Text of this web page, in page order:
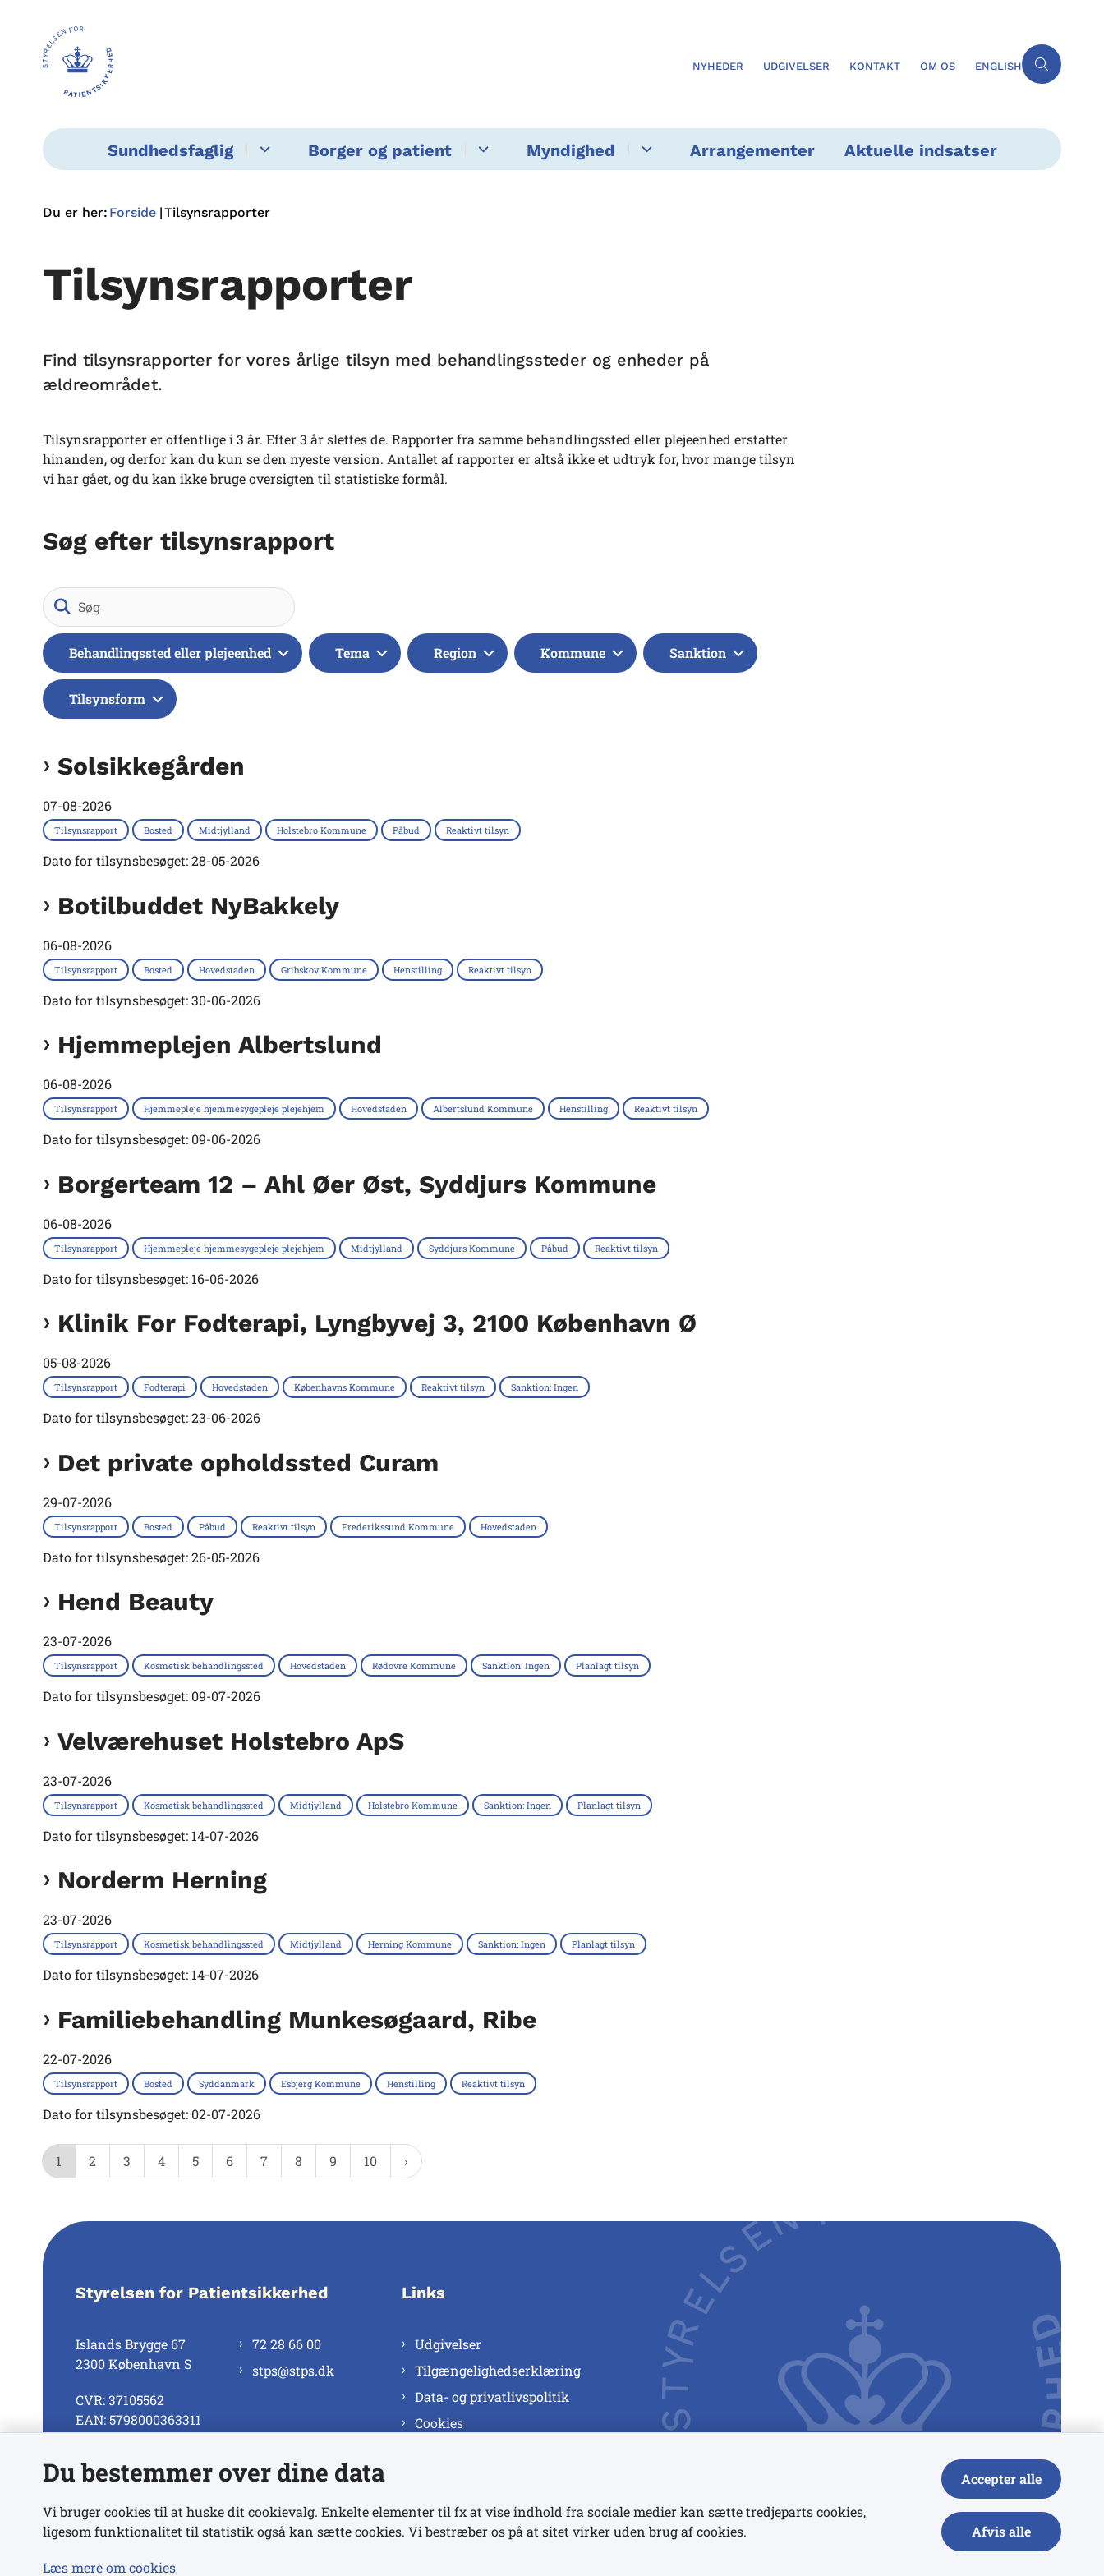
NYHEDER UDGIVELSER KONTAKT OM OS ENGLISH
Sundhedsfaglig Borger og patient Myndighed Arrangementer Aktuelle indsatser
Du er her: Forside Tilsynsrapporter
Tilsynsrapporter
Find tilsynsrapporter for vores årlige tilsyn med behandlingssteder og enheder på
ældreområdet.
Tilsynsrapporter er offentlige i 3 år. Efter 3 år slettes de. Rapporter fra samme behandlingssted eller plejeenhed erstatter
hinanden, og derfor kan du kun se den nyeste version. Antallet af rapporter er altså ikke et udtryk for, hvor mange tilsyn
vi har gået, og du kan ikke bruge oversigten til statistiske formål.
Søg efter tilsynsrapport
Behandlingssted eller plejeenhed Tema Region Kommune Sanktion
Tilsynsform
Solsikkegården
07-08-2026
Tilsynsrapport Bosted Midtjylland Holstebro Kommune Påbud Reaktivt tilsyn
Dato for tilsynsbesøget: 28-05-2026
Botilbuddet NyBakkely
06-08-2026
Tilsynsrapport Bosted Hovedstaden Gribskov Kommune Henstilling Reaktivt tilsyn
Dato for tilsynsbesøget: 30-06-2026
Hjemmeplejen Albertslund
06-08-2026
Tilsynsrapport Hjemmepleje hjemmesygepleje plejehjem Hovedstaden Albertslund Kommune Henstilling Reaktivt tilsyn
Dato for tilsynsbesøget: 09-06-2026
Borgerteam 12 – Ahl Øer Øst, Syddjurs Kommune
06-08-2026
Tilsynsrapport Hjemmepleje hjemmesygepleje plejehjem Midtjylland Syddjurs Kommune Påbud Reaktivt tilsyn
Dato for tilsynsbesøget: 16-06-2026
Klinik For Fodterapi, Lyngbyvej 3, 2100 København Ø
05-08-2026
Tilsynsrapport Fodterapi Hovedstaden Københavns Kommune Reaktivt tilsyn Sanktion: Ingen
Dato for tilsynsbesøget: 23-06-2026
Det private opholdssted Curam
29-07-2026
Tilsynsrapport Bosted Påbud Reaktivt tilsyn Frederikssund Kommune Hovedstaden
Dato for tilsynsbesøget: 26-05-2026
Hend Beauty
23-07-2026
Tilsynsrapport Kosmetisk behandlingssted Hovedstaden Rødovre Kommune Sanktion: Ingen Planlagt tilsyn
Dato for tilsynsbesøget: 09-07-2026
Velværehuset Holstebro ApS
23-07-2026
Tilsynsrapport Kosmetisk behandlingssted Midtjylland Holstebro Kommune Sanktion: Ingen Planlagt tilsyn
Dato for tilsynsbesøget: 14-07-2026
Norderm Herning
23-07-2026
Tilsynsrapport Kosmetisk behandlingssted Midtjylland Herning Kommune Sanktion: Ingen Planlagt tilsyn
Dato for tilsynsbesøget: 14-07-2026
Familiebehandling Munkesøgaard, Ribe
22-07-2026
Tilsynsrapport Bosted Syddanmark Esbjerg Kommune Henstilling Reaktivt tilsyn
Dato for tilsynsbesøget: 02-07-2026
1 2 3 4 5 6 7 8 9 10
Styrelsen for Patientsikkerhed
Islands Brygge 67
2300 København S
CVR: 37105562
EAN: 5798000363311
72 28 66 00
stps@stps.dk
Se alle kontaktnumre
Links
Udgivelser
Tilgængelighedserklæring
Data- og privatlivspolitik
Cookies
Du bestemmer over dine data
Vi bruger cookies til at huske dit cookievalg. Enkelte elementer til fx at vise indhold fra sociale medier kan sætte tredjeparts cookies,
ligesom funktionalitet til statistik også kan sætte cookies. Vi bestræber os på at sitet virker uden brug af cookies.
Læs mere om cookies
Accepter alle
Afvis alle